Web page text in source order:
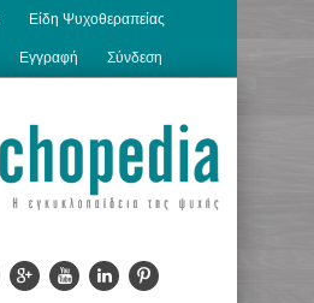
Είδη Ψυχοθεραπείας
Εγγραφή Σύνδεση